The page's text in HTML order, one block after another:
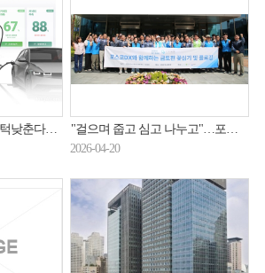
‘사용자 맞춤’ 가속
"걸으며 줍고 심고 나누고"…포스코DX·지구촌나눔운동 ESG 활동
2026-04-20